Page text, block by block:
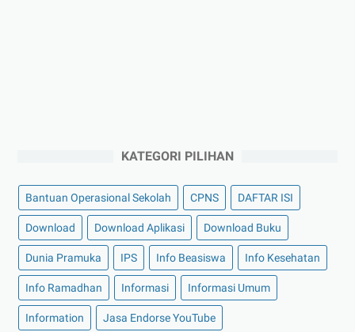
KATEGORI PILIHAN
Bantuan Operasional Sekolah CPNS DAFTAR ISI
Download Download Aplikasi Download Buku
Dunia Pramuka IPS Info Beasiswa Info Kesehatan
Info Ramadhan Informasi Informasi Umum
Information Jasa Endorse YouTube